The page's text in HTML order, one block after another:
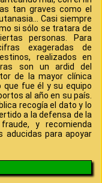
tan graves como el
Casi siempre
si sólo se tratara de
personas. Para
exageradas de
realizados en
son un ardid del
de la mayor clínica
fue él y su equipo
al año en su país.
recogía el dato y lo
a la defensa de la
y recomienda
aducidas para apoyar